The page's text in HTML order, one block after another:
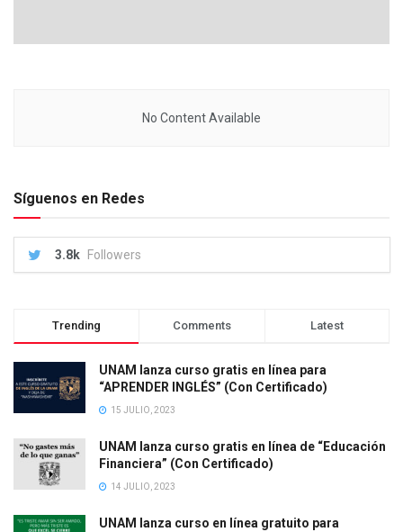
No Content Available
Síguenos en Redes
3.8k Followers
Trending Comments Latest
UNAM lanza curso gratis en línea para
“APRENDER INGLÉS” (Con Certificado)
15 JULIO, 2023
UNAM lanza curso gratis en línea de “Educación
Financiera” (Con Certificado)
14 JULIO, 2023
UNAM lanza curso en línea gratuito para